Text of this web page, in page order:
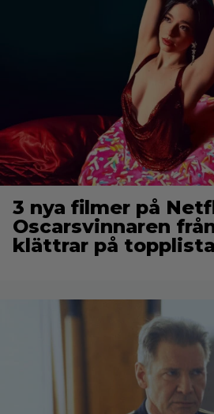
3 nya filmer på
Oscarsvinnaren
klättrar på